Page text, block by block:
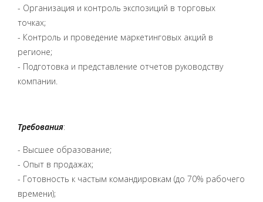
- Организация и контроль экспозиций в торговых
точках;
- Контроль и проведение маркетинговых акций в
регионе;
- Подготовка и представление отчетов руководству
компании.
Требования:
- Высшее образование;
- Опыт в продажах;
- Готовность к частым командировкам (до 70% рабочего
времени);